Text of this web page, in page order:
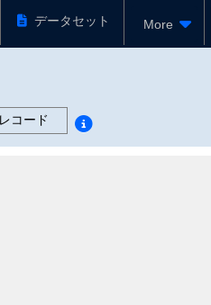
データセット More
コード